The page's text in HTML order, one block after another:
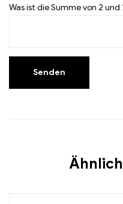
Was ist die Summe von 2 und